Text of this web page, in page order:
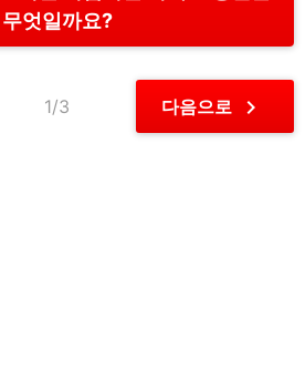
무엇일까요?
1/3 다음으로 chevron_right